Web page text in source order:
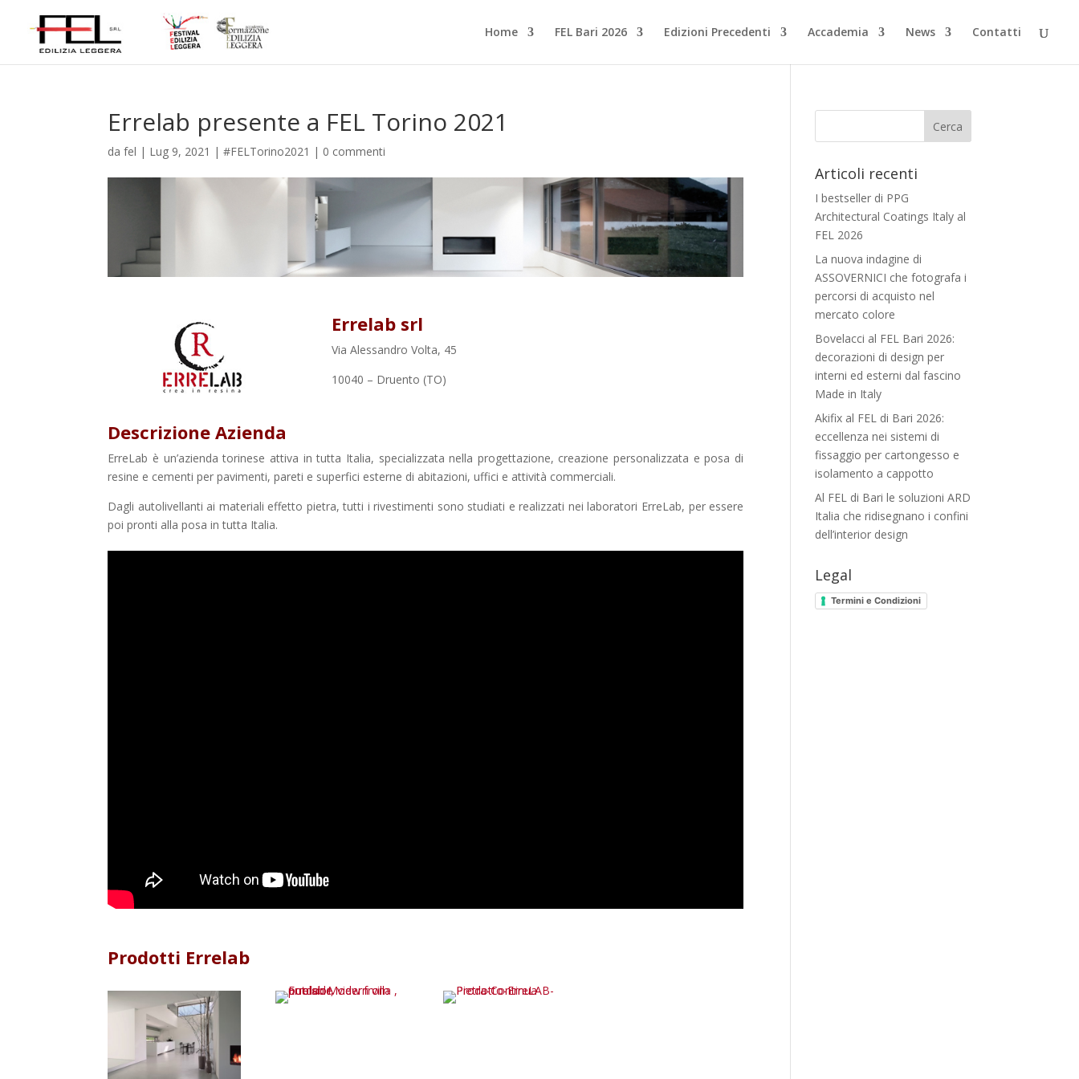
Home FEL Bari 2026 Edizioni Precedenti Accademia News Contatti
Errelab presente a FEL Torino 2021
dafel | Lug 9, 2021 |#FELTorino2021 | 0 commenti
Errelab srl
Via Alessandro Volta, 45
10040 – Druento (TO)
Descrizione Azienda
ErreLab è un’azienda torinese attiva in tutta Italia, specializzata nella progettazione, creazione personalizzata e posa di
resine e cementi per pavimenti, pareti e superfici esterne di abitazioni, uffici e attività commerciali.
Dagli autolivellanti ai materiali effetto pietra, tutti i rivestimenti sono studiati e realizzati nei laboratori ErreLab, per essere
poi pronti alla posa in tutta Italia.
Prodotti Errelab
Articoli recenti
I bestseller di PPG
Architectural Coatings Italy al
FEL 2026
La nuova indagine di
ASSOVERNICI che fotografa i
percorsi di acquisto nel
mercato colore
Bovelacci al FEL Bari 2026:
decorazioni di design per
interni ed esterni dal fascino
Made in Italy
Akifix al FEL di Bari 2026:
eccellenza nei sistemi di
fissaggio per cartongesso e
isolamento a cappotto
Al FEL di Bari le soluzioni ARD
Italia che ridisegnano i confini
dell’interior design
Legal
Termini e Condizioni